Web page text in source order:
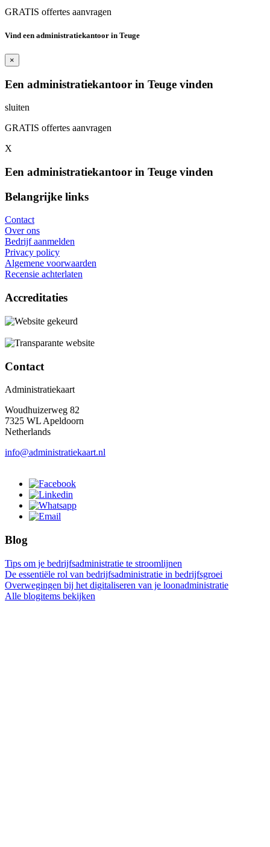
GRATIS offertes aanvragen
Vind een administratiekantoor in Teuge
×
Een administratiekantoor in Teuge vinden
sluiten
GRATIS offertes aanvragen
X
Een administratiekantoor in Teuge vinden
Belangrijke links
Contact
Over ons
Bedrijf aanmelden
Privacy policy
Algemene voorwaarden
Recensie achterlaten
Accreditaties
Contact
Administratiekaart
Woudhuizerweg 82
7325 WL Apeldoorn
Netherlands
info@administratiekaart.nl
Blog
Tips om je bedrijfsadministratie te stroomlijnen
De essentiële rol van bedrijfsadministratie in bedrijfsgroei
Overwegingen bij het digitaliseren van je loonadministratie
Alle blogitems bekijken